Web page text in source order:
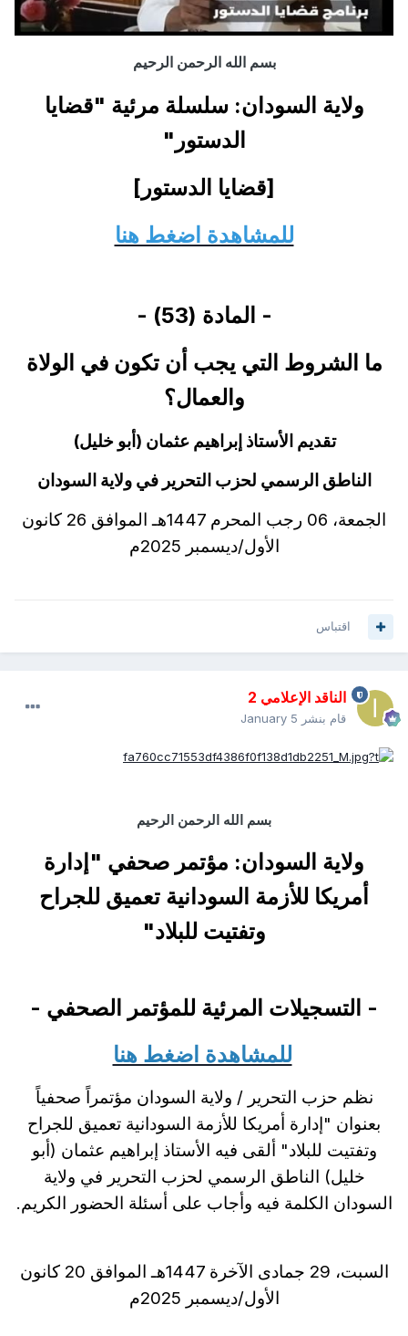
بسم الله الرحمن الرحيم
ولاية السودان: سلسلة مرئية "قضايا
الدستور"
[قضايا الدستور]
للمشاهدة اضغط هنا
- المادة (53) -
ما الشروط التي يجب أن تكون في الولاة
والعمال؟
تقديم الأستاذ إبراهيم عثمان (أبو خليل)
الناطق الرسمي لحزب التحرير في ولاية السودان
الجمعة، 06 رجب المحرم 1447هـ الموافق 26 كانون
الأول/ديسمبر 2025م
اقتباس
الناقد الإعلامي 2
قام بنشر January 5
بسم الله الرحمن الرحيم
ولاية السودان: مؤتمر صحفي "إدارة
أمريكا للأزمة السودانية تعميق للجراح
وتفتيت للبلاد"
- التسجيلات المرئية للمؤتمر الصحفي -
للمشاهدة اضغط هنا
نظم حزب التحرير / ولاية السودان مؤتمراً صحفياً
بعنوان "إدارة أمريكا للأزمة السودانية تعميق للجراح
وتفتيت للبلاد" ألقى فيه الأستاذ إبراهيم عثمان (أبو
خليل) الناطق الرسمي لحزب التحرير في ولاية
السودان الكلمة فيه وأجاب على أسئلة الحضور الكريم.
السبت، 29 جمادى الآخرة 1447هـ الموافق 20 كانون
الأول/ديسمبر 2025م